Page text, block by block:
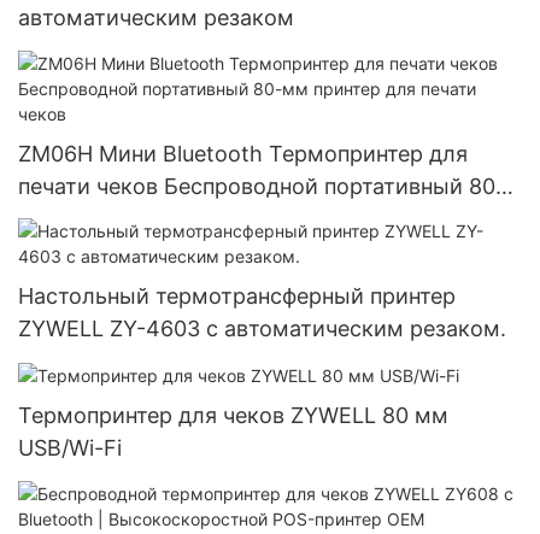
автоматическим резаком
ZM06H Мини Bluetooth Термопринтер для
печати чеков Беспроводной портативный 80-
мм принтер для печати чеков
Настольный термотрансферный принтер
ZYWELL ZY-4603 с автоматическим резаком.
Термопринтер для чеков ZYWELL 80 мм
USB/Wi-Fi